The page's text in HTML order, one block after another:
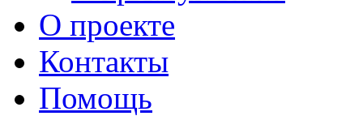
О проекте
Контакты
Помощь